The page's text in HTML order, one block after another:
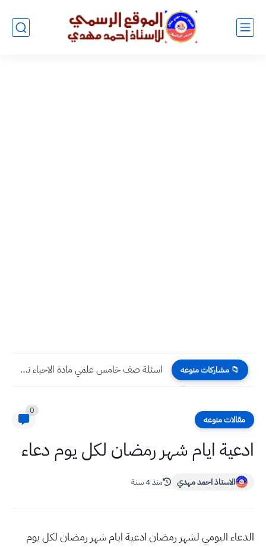
📁 مشاركات منوعه اسئلة صف خامس علمي مادة الاحياء نهاية الكورس الثاني 2022...
مقالات منوعه
0
ادعية ايام شهر رمضان لكل يوم دعاء
الاستاذ احمد مهدي منذ 4 سنة
الدعاء اليومي لشهر رمضان ادعية ايام شهر رمضان لكل يوم